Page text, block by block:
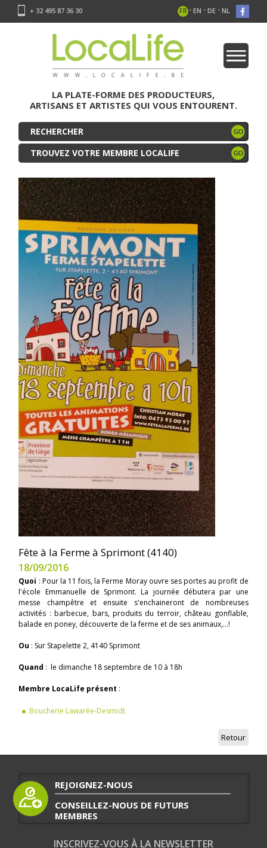
+ 32 495 87 36 30 FR - EN - DE - NL
LA PLATE-FORME DES PRODUCTEURS,
ARTISANS ET ARTISTES QUI VOUS ENTOURENT.
TROUVEZ VOTRE MEMBRE LOCALIFE
Fête à la Ferme à Sprimont (4140)
18/09/2016
Quoi : Pour la 11 fois, la Ferme Moray ouvre ses portes au profit de
l'école Emmanuelle de Sprimont. La journée débutera par une
messe champêtre et ensuite s'enchaineront de nombreuses
activités : barbecue, bars, produits du terroir, château gonflable,
balade en poney, découverte de la ferme et de ses animaux,...!
Ou : Sur Stapelette 2, 4140 Sprimont
Quand : le dimanche 18 septembre de 10 à 18h
Membre LocaLife présent :
Boucherie Lawarée-Desmidt
Retour
REJOIGNEZ-NOUS
CONSEILLEZ-NOUS DE FUTURS
MEMBRES
INSCRIVEZ-VOUS À LA NEWSLETTER